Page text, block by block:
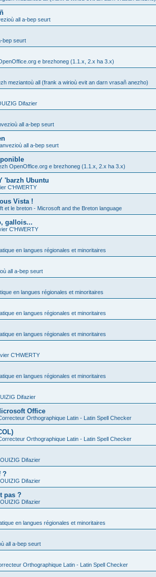
all a-bep seurt
bep seurt
e brezhoneg (1.1.x, 2.x ha 3.x)
meziantoù all (frank a wirioù evit an darn vrasañ anezho)
Difazier
all a-bep seurt
all a-bep seurt
OpenOffice.org e brezhoneg (1.1.x, 2.x ha 3.x)
'barzh Ubuntu
C'HWERTY
Vista !
et le breton - Microsoft and the Breton language
gallois...
C'HWERTY
en langues régionales et minoritaires
all a-bep seurt
en langues régionales et minoritaires
en langues régionales et minoritaires
en langues régionales et minoritaires
C'HWERTY
en langues régionales et minoritaires
Difazier
Office
Orthographique Latin - Latin Spell Checker
Orthographique Latin - Latin Spell Checker
Difazier
?
Difazier
pas ?
Difazier
en langues régionales et minoritaires
all a-bep seurt
Orthographique Latin - Latin Spell Checker